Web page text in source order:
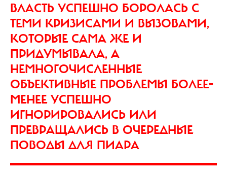
ВЛАСТЬ УСПЕШНО БОРОЛАСЬ С
ТЕМИ КРИЗИСАМИ И ВЫЗОВАМИ,
КОТОРЫЕ САМА ЖЕ И
ПРИДУМЫВАЛА, А
НЕМНОГОЧИСЛЕННЫЕ
ОБЪЕКТИВНЫЕ ПРОБЛЕМЫ БОЛЕЕ-
МЕНЕЕ УСПЕШНО
ИГНОРИРОВАЛИСЬ ИЛИ
ПРЕВРАЩАЛИСЬ В ОЧЕРЕДНЫЕ
ПОВОДЫ ДЛЯ ПИАРА